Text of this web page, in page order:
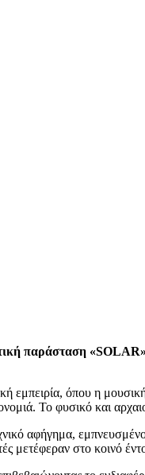
παράσταση «SOLAR»
εμπειρία, όπου η
Το φυσικό και
αφήγημα,
μετέφεραν στο κοινό